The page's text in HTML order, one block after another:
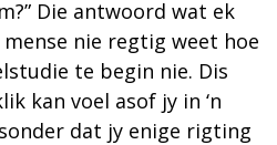
Die antwoord wat ek
nie regtig weet hoe
te begin nie. Dis
kan voel asof jy in ‘n
dat jy enige rigting